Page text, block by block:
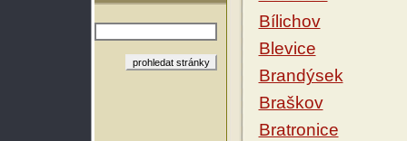
Bílichov
Blevice
Brandýsek
Braškov
Bratronice